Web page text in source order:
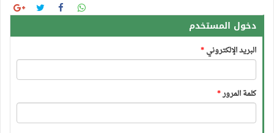
دخول المستخدم
البريد الإلكتروني*
كلمة المرور*